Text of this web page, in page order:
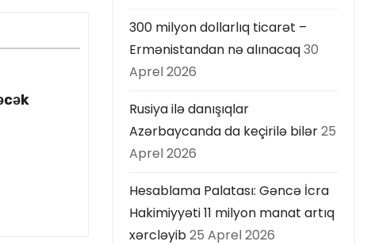
300 milyon dollarlıq ticarət –
Ermənistandan nə alınacaq30
Aprel 2026
Rusiya ilə danışıqlar
Azərbaycanda da keçirilə bilər25
Aprel 2026
Hesablama Palatası: Gəncə İcra
Hakimiyyəti 11 milyon manat artıq
xərcləyib25 Aprel 2026